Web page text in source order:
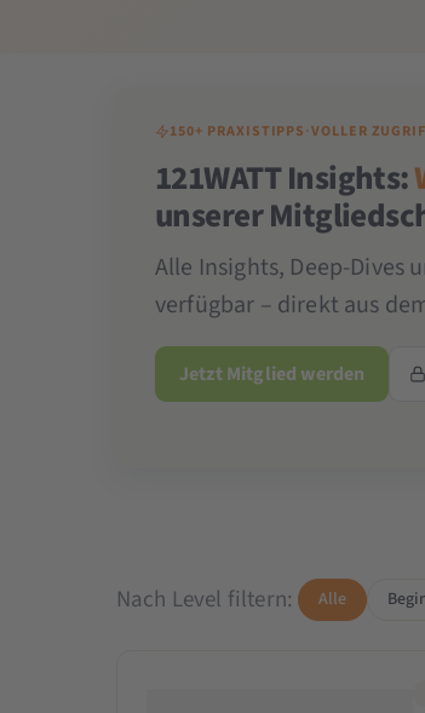
150+ PRAXISTIPPS·VOLLER
121WATT Insights:
unserer
Alle Insights, Deep-Dives
verfügbar – direkt aus
Jetzt Mitglied werden
Nach Level filtern: Alle